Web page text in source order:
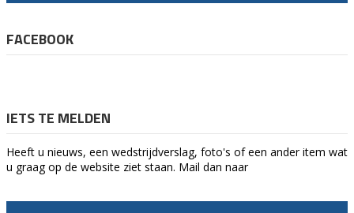
FACEBOOK
IETS TE MELDEN
Heeft u nieuws, een wedstrijdverslag, foto's of een ander item wat
u graag op de website ziet staan. Mail dan naar